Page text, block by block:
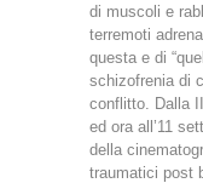
di muscoli e
terremoti
questa e di
schizofrenia di
conflitto. Dalla
ed ora all’11
della
traumatici post